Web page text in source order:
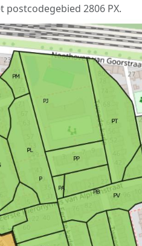
postcodegebied 2806 PX.